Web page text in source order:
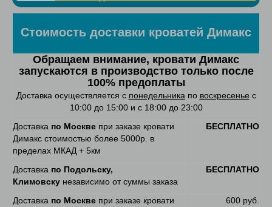
Стоимость доставки кроватей Димакс
Обращаем внимание, кровати Димакс
запускаются в производство только после
100% предоплаты
Доставка осуществляется с понедельникапо воскресенье с
10:00 до 15:00 и с 18:00 до 23:00
Доставка по Москве при заказе кровати
Димакс стоимостью более 5000р. в
пределах МКАД + 5км
БЕСПЛАТНО
Доставка по Подольску,
Климовску независимо от суммы заказа
БЕСПЛАТНО
Доставка по Москве при заказе кровати
600 руб.